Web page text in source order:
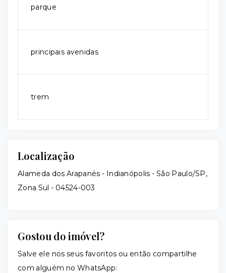
parque
principais avenidas
trem
Localização
Alameda dos Arapanés - Indianópolis - São Paulo/SP,
Zona Sul - 04524-003
Gostou do imóvel?
Salve ele nos seus favoritos ou então compartilhe
com alguém no WhatsApp: